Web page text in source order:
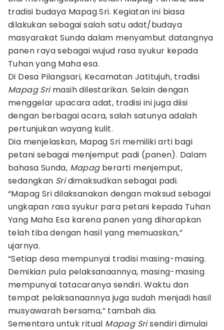
tradisi budaya Mapag Sri. Kegiatan ini biasa
dilakukan sebagai salah satu adat/budaya
masyarakat Sunda dalam menyambut datangnya
panen raya sebagai wujud rasa syukur kepada
Tuhan yang Maha esa.
Di Desa Pilangsari, Kecamatan Jatitujuh, tradisi
Mapag Srimasih dilestarikan. Selain dengan
menggelar upacara adat, tradisi ini juga diisi
dengan berbagai acara, salah satunya adalah
pertunjukan wayang kulit.
Dia menjelaskan, Mapag Sri memiliki arti bagi
petani sebagai menjemput padi (panen). Dalam
bahasa Sunda, Mapagberarti menjemput,
sedangkan Sridimaksudkan sebagai padi.
“Mapag Sri dilaksanakan dengan maksud sebagai
ungkapan rasa syukur para petani kepada Tuhan
Yang Maha Esa karena panen yang diharapkan
telah tiba dengan hasil yang memuaskan,”
ujarnya.
“Setiap desa mempunyai tradisi masing-masing.
Demikian pula pelaksanaannya, masing-masing
mempunyai tatacaranya sendiri. Waktu dan
tempat pelaksanaannya juga sudah menjadi hasil
musyawarah bersama,” tambah dia.
Sementara untuk ritual Mapag Srisendiri dimulai